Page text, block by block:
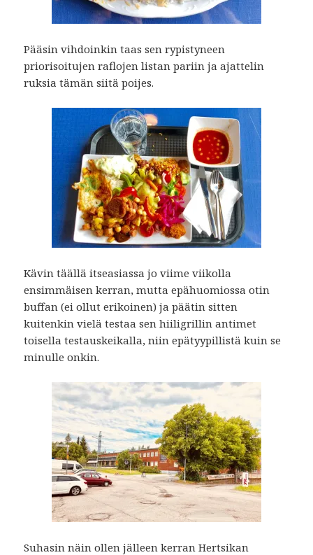
Pääsin vihdoinkin taas sen rypistyneen
priorisoitujen raflojen listan pariin ja ajattelin
ruksia tämän siitä poijes.
Kävin täällä itseasiassa jo viime viikolla
ensimmäisen kerran, mutta epähuomiossa otin
buffan (ei ollut erikoinen) ja päätin sitten
kuitenkin vielä testaa sen hiiligrillin antimet
toisella testauskeikalla, niin epätyypillistä kuin se
minulle onkin.
Suhasin näin ollen jälleen kerran Hertsikan